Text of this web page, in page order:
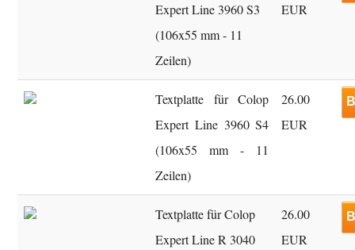
Expert Line 3960 S3
(106x55 mm - 11
Zeilen)
EUR
Textplatte für Colop
Expert Line 3960 S4
(106x55 mm - 11
Zeilen)
26.00
EUR
Textplatte für Colop
Expert Line R 3040
26.00
EUR